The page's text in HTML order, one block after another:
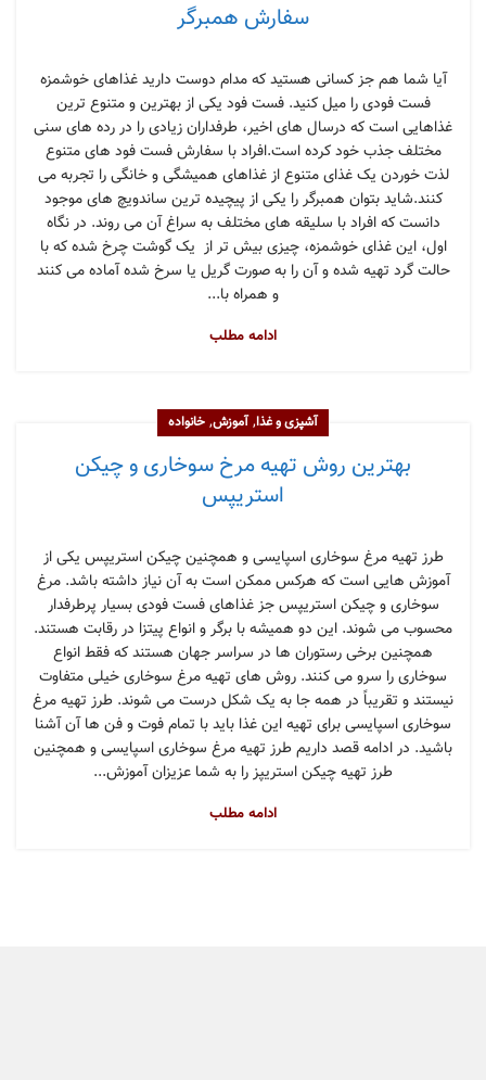
سفارش همبرگر
آیا شما هم جز کسانی هستید که مدام دوست دارید غذاهای خوشمزه
فست فودی را میل کنید. فست فود یکی از بهترین و متنوع ترین
غذاهایی است که درسال های اخیر، طرفداران زیادی را در رده های سنی
مختلف جذب خود کرده است.افراد با سفارش فست فود های متنوع
لذت خوردن یک غذای متنوع از غذاهای همیشگی و خانگی را تجربه می
کنند.شاید بتوان همبرگر را یکی از پیچیده ترین ساندویچ های موجود
دانست که افراد با سلیقه های مختلف به سراغ آن می روند. در نگاه
اول، این غذای خوشمزه، چیزی بیش تر از یک گوشت چرخ شده که با
حالت گرد تهیه شده و آن را به صورت گریل یا سرخ شده آماده می کنند
و همراه با...
ادامه مطلب
آشپزی و غذا,آموزش, خانواده
بهترین روش تهیه مرخ سوخاری و چیکن
استریپس
طرز تهیه مرغ سوخاری اسپایسی و همچنین چیکن استریپس یکی از
آموزش هایی است که هرکس ممکن است به آن نیاز داشته باشد. مرغ
سوخاری و چیکن استریپس جز غذاهای فست فودی بسیار پرطرفدار
محسوب می شوند. این دو همیشه با برگر و انواع پیتزا در رقابت هستند.
همچنین برخی رستوران ها در سراسر جهان هستند که فقط انواع
سوخاری را سرو می کنند. روش های تهیه مرغ سوخاری خیلی متفاوت
نیستند و تقریباً در همه جا به یک شکل درست می شوند. طرز تهیه مرغ
سوخاری اسپایسی برای تهیه این غذا باید با تمام فوت و فن ها آن آشنا
باشید. در ادامه قصد داریم طرز تهیه مرغ سوخاری اسپایسی و همچنین
طرز تهیه چیکن استریپز را به شما عزیزان آموزش...
ادامه مطلب